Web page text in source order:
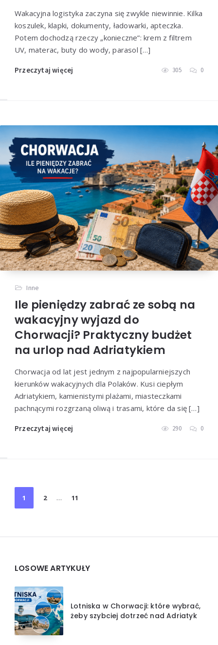
Wakacyjna logistyka zaczyna się zwykle niewinnie. Kilka
koszulek, klapki, dokumenty, ładowarki, apteczka.
Potem dochodzą rzeczy „konieczne”: krem z filtrem
UV, materac, buty do wody, parasol […]
Przeczytaj więcej 305 0
Inne
Ile pieniędzy zabrać ze sobą na
wakacyjny wyjazd do
Chorwacji? Praktyczny budżet
na urlop nad Adriatykiem
Chorwacja od lat jest jednym z najpopularniejszych
kierunków wakacyjnych dla Polaków. Kusi ciepłym
Adriatykiem, kamienistymi plażami, miasteczkami
pachnącymi rozgrzaną oliwą i trasami, które da się […]
Przeczytaj więcej 290 0
Stronicowanie
wpisów
1 2 … 11
LOSOWE ARTYKUŁY
Lotniska w Chorwacji: które wybrać,
żeby szybciej dotrzeć nad Adriatyk